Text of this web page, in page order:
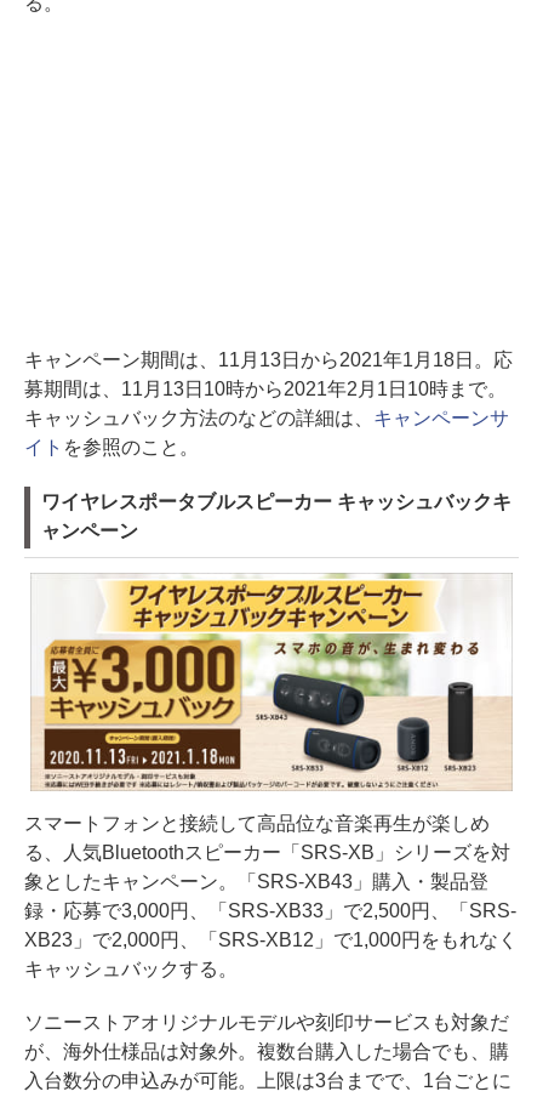
キャンペーン期間は、11月13日から2021年1月18日。応
募期間は、11月13日10時から2021年2月1日10時まで。
キャッシュバック方法のなどの詳細は、 キャンペーンサ
イト を参照のこと。
ワイヤレスポータブルスピーカー キャッシュバックキ
ャンペーン
スマートフォンと接続して高品位な音楽再生が楽しめ
る、人気Bluetoothスピーカー「SRS-XB」シリーズを対
象としたキャンペーン。「SRS-XB43」購入・製品登
録・応募で3,000円、「SRS-XB33」で2,500円、「SRS-
XB23」で2,000円、「SRS-XB12」で1,000円をもれなく
キャッシュバックする。
ソニーストアオリジナルモデルや刻印サービスも対象だ
が、海外仕様品は対象外。複数台購入した場合でも、購
入台数分の申込みが可能。上限は3台までで、1台ごとに